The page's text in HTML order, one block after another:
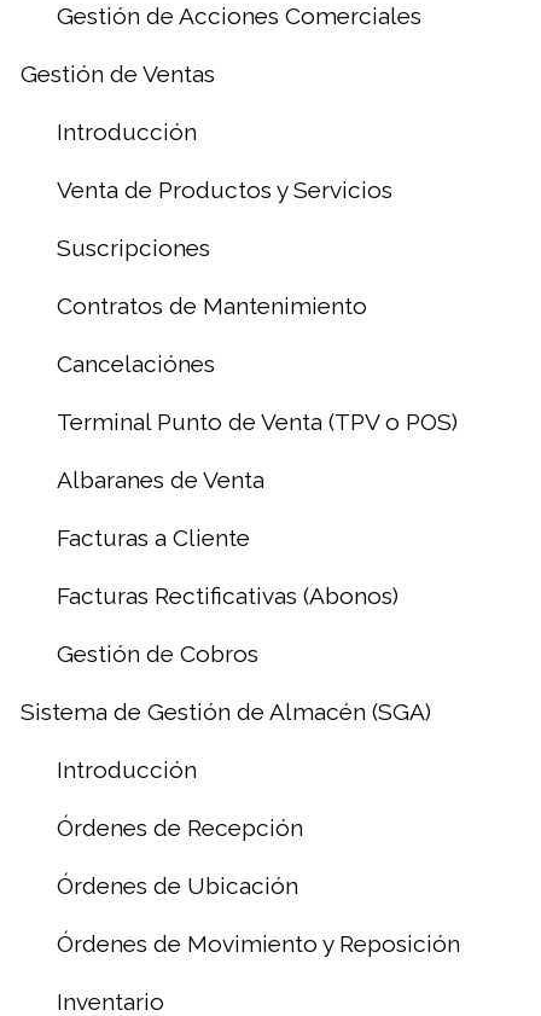
Gestión de Acciones Comerciales
Gestión de Ventas
Introducción
Venta de Productos y Servicios
Suscripciones
Contratos de Mantenimiento
Cancelaciónes
Terminal Punto de Venta (TPV o POS)
Albaranes de Venta
Facturas a Cliente
Facturas Rectificativas (Abonos)
Gestión de Cobros
Sistema de Gestión de Almacén (SGA)
Introducción
Órdenes de Recepción
Órdenes de Ubicación
Órdenes de Movimiento y Reposición
Inventario